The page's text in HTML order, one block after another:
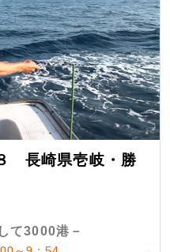
長崎県壱岐・勝
て3000港－